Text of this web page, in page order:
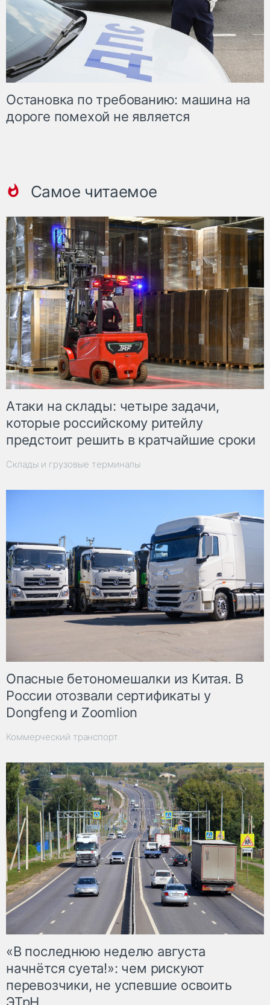
Остановка по требованию: машина на
дороге помехой не является
Самое читаемое
Атаки на склады: четыре задачи,
которые российскому ритейлу
предстоит решить в кратчайшие сроки
Склады и грузовые терминалы
Опасные бетономешалки из Китая. В
России отозвали сертификаты у
Dongfeng и Zoomlion
Коммерческий транспорт
«В последнюю неделю августа
начнётся суета!»: чем рискуют
перевозчики, не успевшие освоить